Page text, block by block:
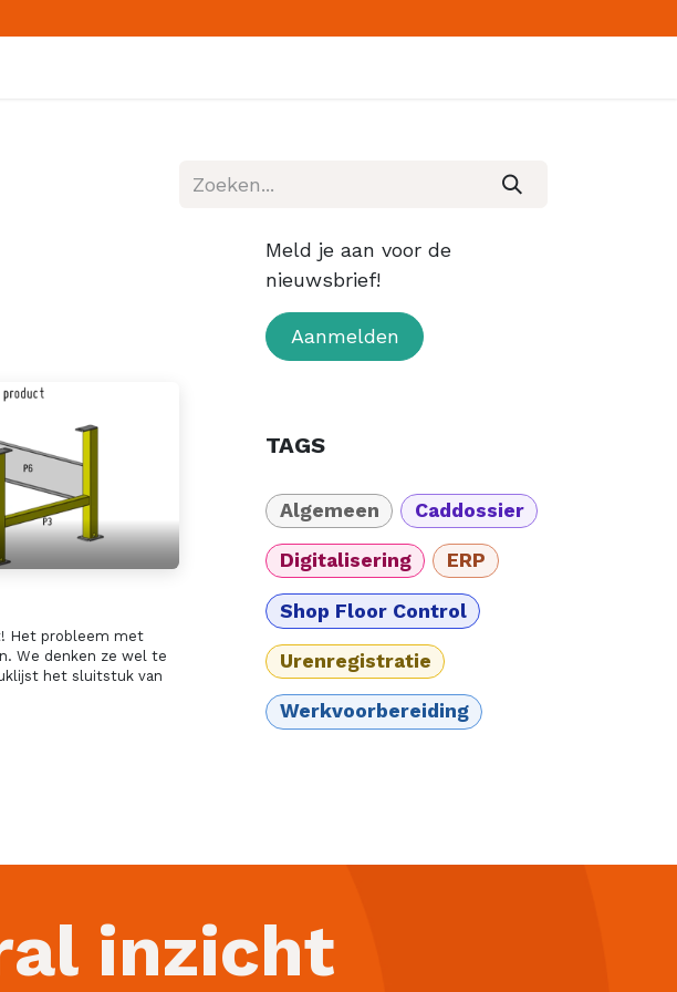
Het probleem met
We denken ze wel te
het sluitstuk van
Meld je aan voor de
nieuwsbrief!
Aanmelden
TAGS
Algemeen Caddossier
Digitalisering ERP
Shop Floor Control
Urenregistratie
Werkvoorbereiding
inzicht